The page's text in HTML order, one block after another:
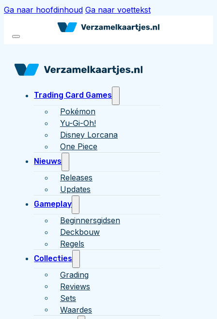
Ga naar hoofdinhoud Ga naar voettekst
Trading Card Games
Pokémon
Yu-Gi-Oh!
Disney Lorcana
One Piece
Nieuws
Releases
Updates
Gameplay
Beginnersgidsen
Deckbouw
Regels
Collecties
Grading
Reviews
Sets
Waardes